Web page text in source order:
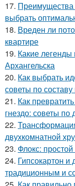
17. Преимущества
выбрать
18. Вреден ли
квартире
19. Какие
Архангельска
20. Как выбрать
советы по составу
21. Как
гнездо: советы по
22.
двухкомнатной
23. Флокс:
24. Гипсокартон
традиционным и